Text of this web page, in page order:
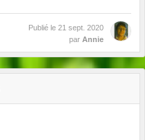
Publié le 21 sept. 2020
par Annie